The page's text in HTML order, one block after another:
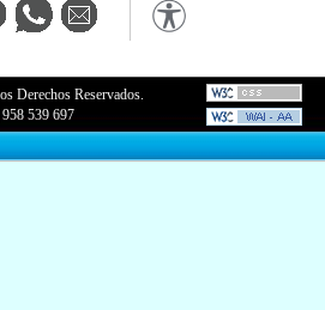
Derechos Reservados.
958 539 697